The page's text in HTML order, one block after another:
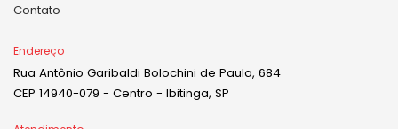
Contato
Endereço
Rua Antônio Garibaldi Bolochini de Paula, 684
CEP 14940-079 - Centro - Ibitinga, SP